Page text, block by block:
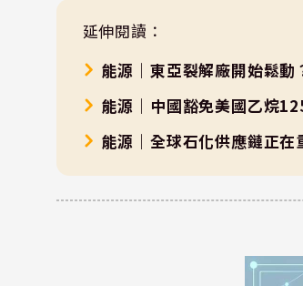
延伸閱讀：
能源｜東亞裂解廠開始鬆
能源｜中國豁免美國乙烷
能源｜全球石化供應鏈正